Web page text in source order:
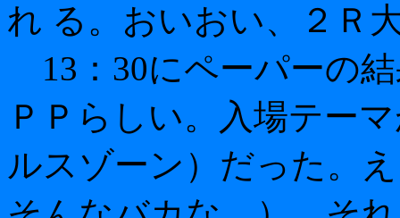
れ る。おいおい、２Ｒ
13：30にペーパーの
ＰＰらしい。入場テー
ルスゾーン）だった。